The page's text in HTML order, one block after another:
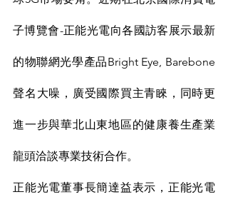
子博覽會-正能光電向各國訪客展示最新
的物聯網光學產品Bright Eye, Barebone
聲名大噪，廣受國際買主青睞，同時更
進一步與華北山東地區的健康養生產業
龍頭洽談專業技術合作。
正能光電董事長簡達益表示，正能光電